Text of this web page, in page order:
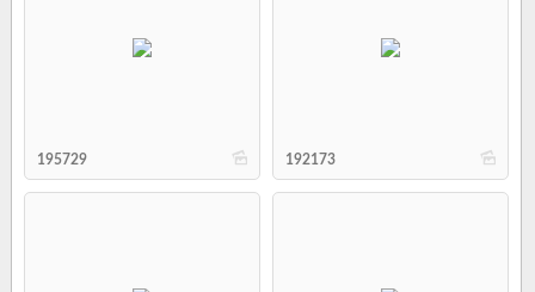
b
195729 b
192173